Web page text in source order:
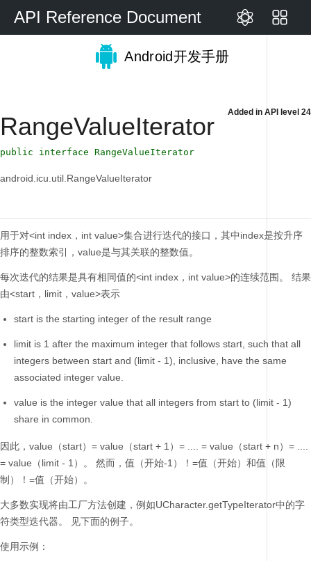
API Reference Document
Android开发手册
Added in API level 24
RangeValueIterator
public interface RangeValueIterator
android.icu.util.RangeValueIterator
用于对<int index，int value>集合进行迭代的接口，其中index是按升序
排序的整数索引，value是与其关联的整数值。
每次迭代的结果是具有相同值的<int index，int value>的连续范围。
结果
由<start，limit，value>表示
start is the starting integer of the result range
limit is 1 after the maximum integer that follows start, such that all
integers between start and (limit - 1), inclusive, have the same
associated integer value.
value is the integer value that all integers from start to (limit - 1)
share in common.
因此，value（start）= value（start + 1）= .... = value（start + n）= ....
= value（limit - 1）。
然而，值（开始-1）！=值（开始）和值（限
制）！=值（开始）。
大多数实现将由工厂方法创建，例如UCharacter.getTypeIterator中的字
符类型迭代器。
见下面的例子。
使用示例：